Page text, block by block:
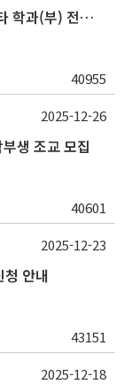
(~1/8) 2025학년도 동계 계절수업 교과목(타 학과(부) 전공 및 교양) 성적평가방법 선택제 신청 안내
40955
생 조교 모집
40601
2025-12-26
안내
43151
2025-12-23
2025-12-18